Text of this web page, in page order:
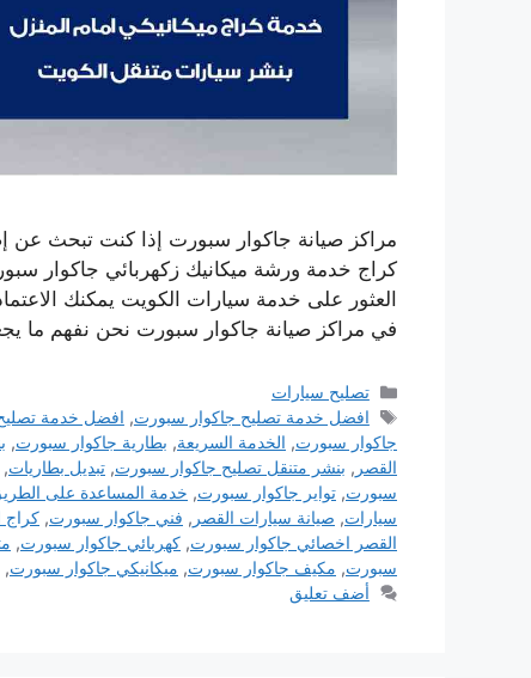
مراكز صيانة جاكوار سبورت إذا كنت تبحث عن
كراج خدمة ورشة ميكانيك زكهربائي جاكوار
العثور على خدمة سيارات الكويت يمكنك
في مراكز صيانة جاكوار سبورت نحن نفهم ما
التصنيفات
تصليح سيارات
الوسوم
افضل خدمة تصليح جاكوار سبورت, افضل خدمة
جاكوار سبورت, الخدمة السريعة, بطارية جاكوار سبورت,
القصر , بنشر متنقل تصليح جاكوار سبورت, تبديل بطاريات,
سبورت, تواير جاكوار سبورت, خدمة المساعدة على
سيارات, صيانة سيارات القصر , فني جاكوار سبورت, كراج
القصر اخصائي جاكوار سبورت, كهربائي جاكوار سبورت,
سبورت, مكيف جاكوار سبورت, ميكانيكي جاكوار سبورت,
أضف تعليق